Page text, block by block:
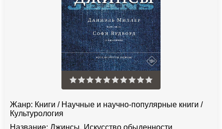
Жанр: Книги / Научные и научно-популярные книги /
Культурология